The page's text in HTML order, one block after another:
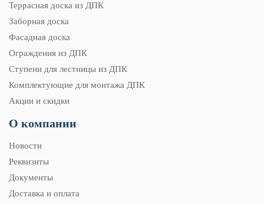
Террасная доска из ДПК
Заборная доска
Фасадная доска
Ограждения из ДПК
Ступени для лестницы из ДПК
Комплектующие для монтажа ДПК
Акции и скидки
О компании
Новости
Реквизиты
Документы
Доставка и оплата